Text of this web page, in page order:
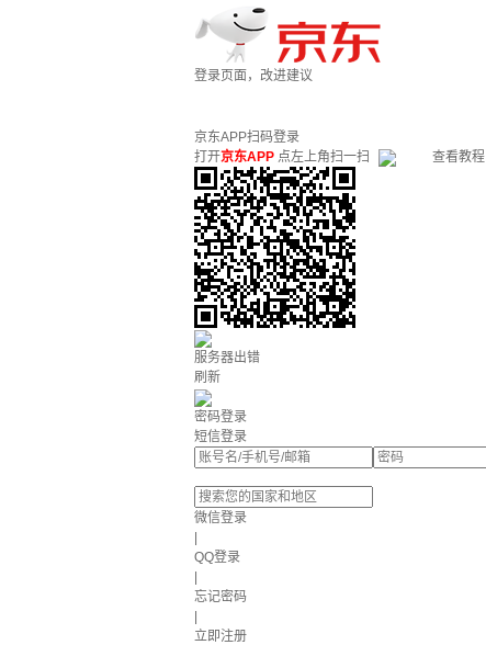
登录页面，改进建议
京东APP扫码登录
打开京东APP 点左上角扫一扫 查看教程
服务器出错
刷新
密码登录
短信登录
微信登录
QQ登录
忘记密码
立即注册